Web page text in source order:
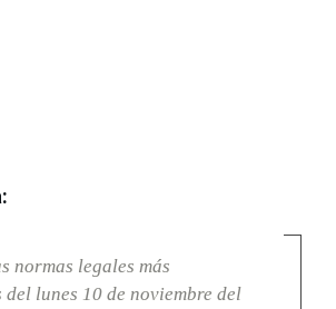
normas legales más
del lunes 10 de noviembre del